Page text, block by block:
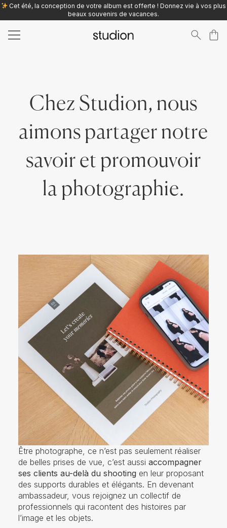
Cet été, la conception de votre album est offerte ! Donnez vie à vos plus
beaux souvenirs de vacances.
Chez Studion, nous
aimons partager notre
savoir et promouvoir
la photographie.
Être photographe, ce n’est pas seulement réaliser
de belles prises de vue, c’est aussi accompagner
ses clients au-delà du shooting en leur proposant
des supports durables et élégants. En devenant
ambassadeur, vous rejoignez un collectif de
professionnels qui racontent des histoires par
l’image et les objets.